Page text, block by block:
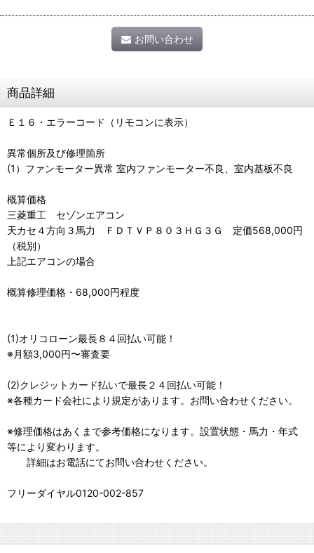
お問い合わせ
商品詳細
Ｅ１６・エラーコード（リモコンに表示）
異常個所及び修理箇所
(1）ファンモーター異常 室内ファンモーター不良、室内基板不良
概算価格
三菱重工 セゾンエアコン
天カセ４方向３馬力 ＦＤＴＶＰ８０３ＨＧ３Ｇ 定価568,000円
（税別）
上記エアコンの場合
概算修理価格・68,000円程度
(1)オリコローン最長８４回払い可能！
※月額3,000円〜審査要
(2)クレジットカード払いで最長２４回払い可能！
※各種カード会社により規定があります。お問い合わせください。
※修理価格はあくまで参考価格になります。設置状態・馬力・年式
等により変わります。
詳細はお電話にてお問い合わせください。
フリーダイヤル0120-002-857